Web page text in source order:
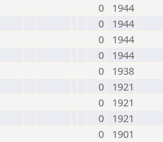
0
1944
0
1944
0
1944
0
1944
0
1938
0
1921
0
1921
0
1921
0
1901